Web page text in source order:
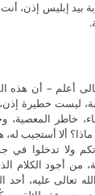
بيد إبليس إذن، أنت
أعلم – أن
ليست خطيرة
خاطر المعصية،
ألا أستجيب
ولا تدخلوا
من أجود الكلام
تعالى عليه،